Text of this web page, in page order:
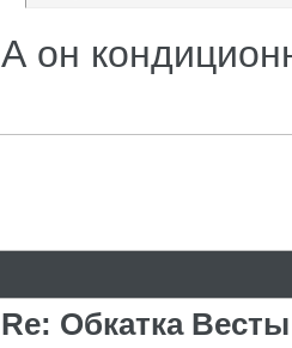
А он
Re: Обкатка Весты